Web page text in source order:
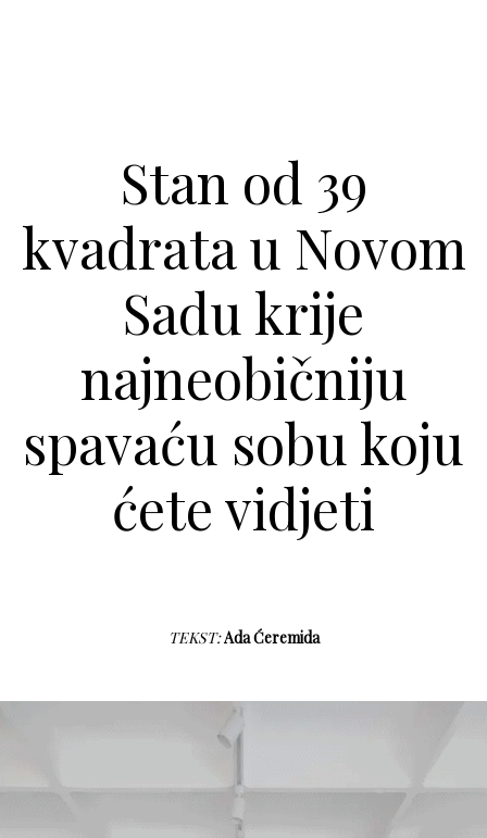
Stan od 39
kvadrata u Novom
Sadu krije
najneobičniju
spavaću sobu koju
ćete vidjeti
TEKST:Ada Ćeremida